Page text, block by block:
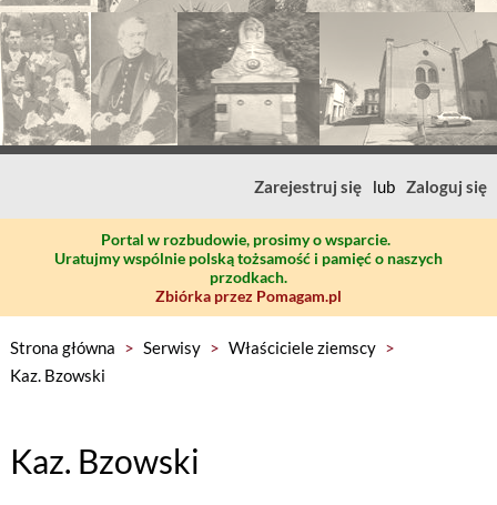
Zarejestruj się lub Zaloguj się
Portal w rozbudowie, prosimy o wsparcie.
Uratujmy wspólnie polską tożsamość i pamięć o naszych
przodkach.
Zbiórka przez Pomagam.pl
Strona główna > Serwisy > Właściciele ziemscy >
Kaz. Bzowski
Kaz. Bzowski